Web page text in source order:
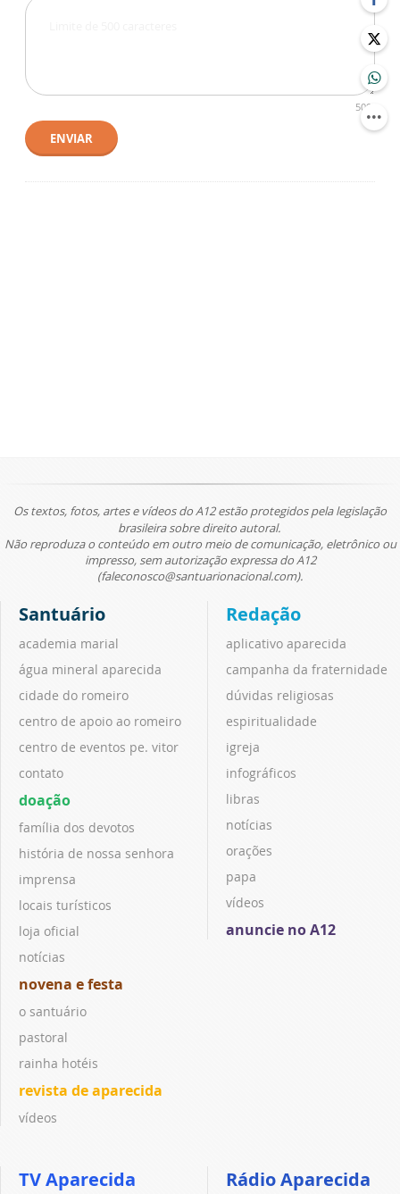
500
ENVIAR
Os textos, fotos, artes e vídeos do A12 estão protegidos pela legislação
brasileira sobre direito autoral.
Não reproduza o conteúdo em outro meio de comunicação, eletrônico ou
impresso, sem autorização expressa do A12
(faleconosco@santuarionacional.com).
Santuário
academia marial
água mineral aparecida
cidade do romeiro
centro de apoio ao romeiro
centro de eventos pe. vitor
contato
doação
família dos devotos
história de nossa senhora
imprensa
locais turísticos
loja oficial
notícias
novena e festa
o santuário
pastoral
rainha hotéis
revista de aparecida
vídeos
Redação
aplicativo aparecida
campanha da fraternidade
dúvidas religiosas
espiritualidade
igreja
infográficos
libras
notícias
orações
papa
vídeos
anuncie no A12
TV Aparecida Rádio Aparecida